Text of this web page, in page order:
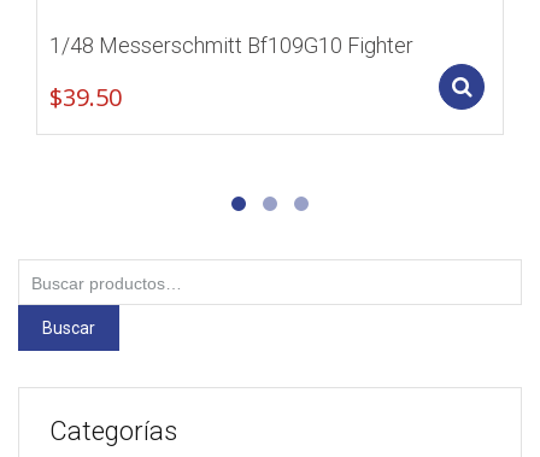
1/48 Messerschmitt Bf109G10 Fighter
$39.50
por:
Buscar
Categorías